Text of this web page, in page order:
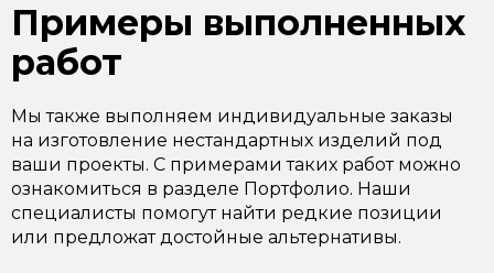
Примеры выполненных
работ
Мы также выполняем индивидуальные заказы
на изготовление нестандартных изделий под
ваши проекты. С примерами таких работ можно
ознакомиться в разделе Портфолио. Наши
специалисты помогут найти редкие позиции
или предложат достойные альтернативы.